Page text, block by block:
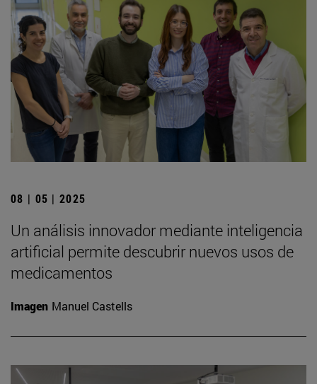
08 | 05 | 2025
Un análisis innovador mediante inteligencia
artificial permite descubrir nuevos usos de
medicamentos
Imagen Manuel Castells